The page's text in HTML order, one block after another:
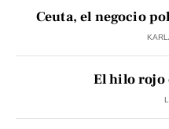
Ceuta, el negocio
El hilo rojo